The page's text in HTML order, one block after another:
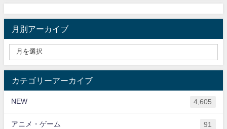
月別アーカイブ
カテゴリーアーカイブ
NEW 4,605
アニメ・ゲーム 91